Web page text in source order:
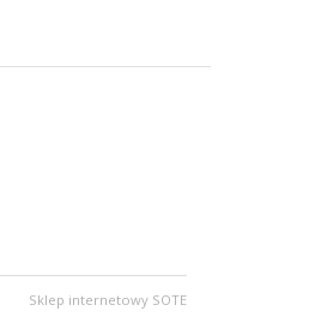
Sklep internetowy SOTE